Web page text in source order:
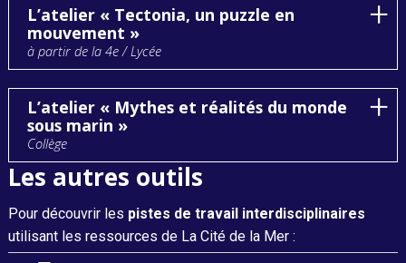
L’atelier « Tectonia, un puzzle en
mouvement »
à partir de la 4e / Lycée
L’atelier « Mythes et réalités du monde
sous marin »
Collège
Les autres outils
Pour découvrir les pistes de travail interdisciplinaires
utilisant les ressources de La Cité de la Mer :